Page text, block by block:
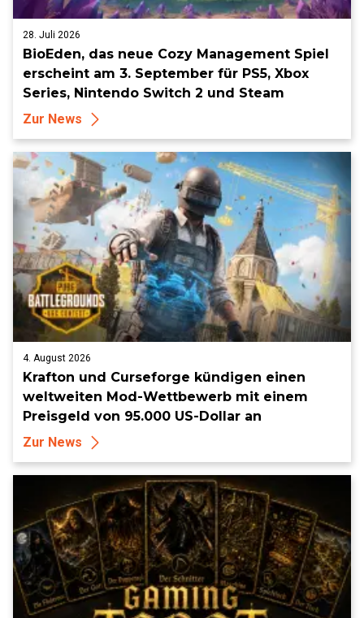
28. Juli 2026
BioEden, das neue Cozy Management Spiel
erscheint am 3. September für PS5, Xbox
Series, Nintendo Switch 2 und Steam
Zur News
4. August 2026
Krafton und Curseforge kündigen einen
weltweiten Mod-Wettbewerb mit einem
Preisgeld von 95.000 US-Dollar an
Zur News